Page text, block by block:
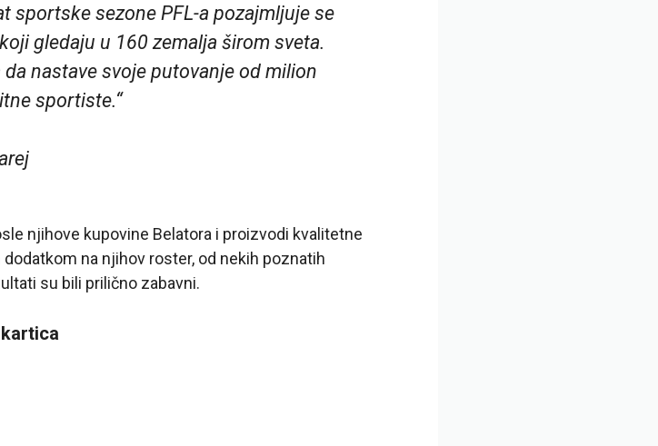
sportske sezone PFL-a pozajmljuje se
gledaju u 160 zemalja širom sveta.
nastave svoje putovanje od milion
sportiste.“
njihove kupovine Belatora i proizvodi kvalitetne
na njihov roster, od nekih poznatih
su bili prilično zabavni.